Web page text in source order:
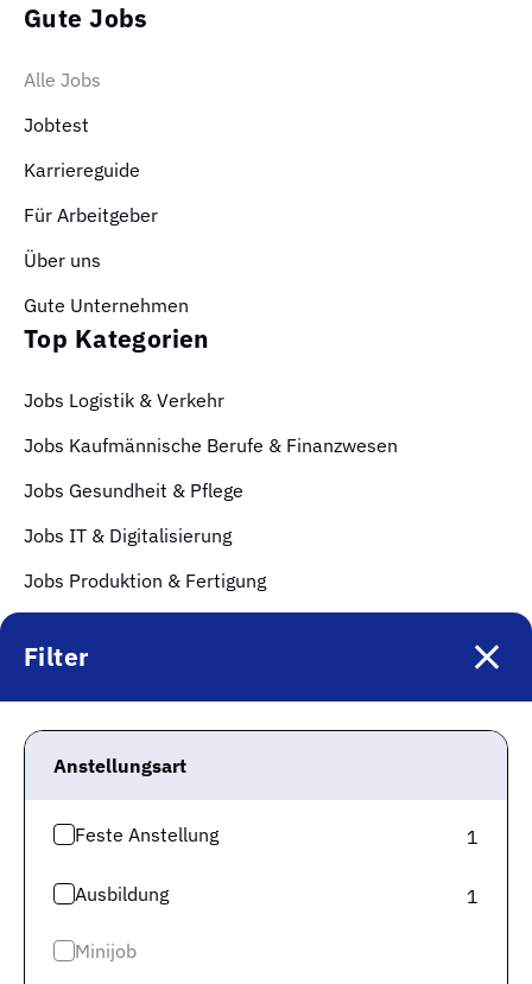
Filter
Anstellungsart
Feste Anstellung 1
Ausbildung 1
Minijob
Gute Jobs
Alle Jobs
Jobtest
Karriereguide
Für Arbeitgeber
Über uns
Gute Unternehmen
Top Kategorien
Jobs Logistik & Verkehr
Jobs Kaufmännische Berufe & Finanzwesen
Jobs Gesundheit & Pflege
Jobs IT & Digitalisierung
Jobs Produktion & Fertigung
Jobs Soziales, Erziehung & Bildung
Top Städte
Jobs in Frankfurt
Jobs in Hamburg